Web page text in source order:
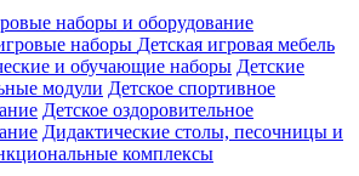
наборы и оборудование
наборы Детская игровая мебель
и обучающие наборы Детские
модули Детское спортивное
Детское оздоровительное
Дидактические столы, песочницы и
комплексы